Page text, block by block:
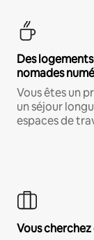
Des
nomades
Vous êtes un
un séjour
espaces de
Vous